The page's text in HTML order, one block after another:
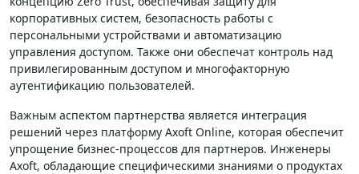
корпоративных систем, безопасность работы с
персональными устройствами и автоматизацию
управления доступом. Также они обеспечат контроль над
привилегированным доступом и многофакторную
аутентификацию пользователей.
Важным аспектом партнерства является интеграция
решений через платформу Axoft Online, которая обеспечит
упрощение бизнес-процессов для партнеров. Инженеры
Axoft, обладающие специфическими знаниями о продуктах